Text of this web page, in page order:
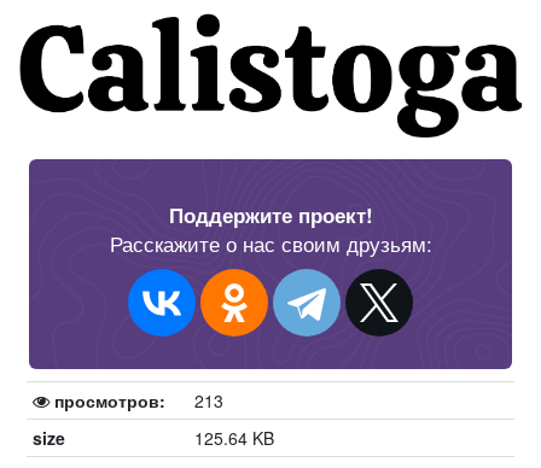
Поддержите проект!
Расскажите о нас своим друзьям:
просмотров:
213
size
125.64 KB